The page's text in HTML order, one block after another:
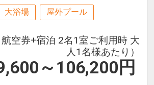
大浴場 屋外プール
航空券+宿泊 2名1室ご利用時 大
人1名様あたり）
～106,200 円